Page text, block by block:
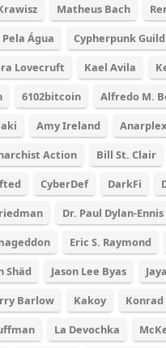
Matheus Bach
Água
Cypherpunk Guild
Lovecruft
Kael Avila
6102bitcoin
Alfredo M.
Amy Ireland
Anarplex
Action
Bill St. Clair
CyberDef DarkFi
Dr. Paul Dylan-Ennis
Eric S. Raymond
Shäd
Jason Lee Byas
Barlow
Kakoy
Konrad
La Devochka